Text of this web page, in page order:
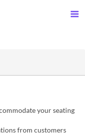
your seating
from customers